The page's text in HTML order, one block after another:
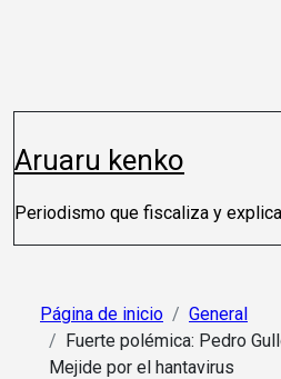
Aruaru kenko
Periodismo que fiscaliza y
Página de inicio
General
Fuerte polémica: Pedro
Mejide por el hantavirus